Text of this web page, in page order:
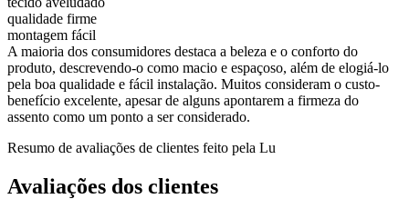
qualidade firme
montagem fácil
A maioria dos consumidores destaca a beleza e o conforto do
produto, descrevendo-o como macio e espaçoso, além de elogiá-lo
pela boa qualidade e fácil instalação. Muitos consideram o custo-
benefício excelente, apesar de alguns apontarem a firmeza do
assento como um ponto a ser considerado.
Resumo de avaliações de clientes feito pela Lu
Avaliações dos clientes